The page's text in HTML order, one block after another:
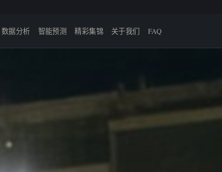
数据分析 智能预测 精彩集锦 关于我们 FAQ